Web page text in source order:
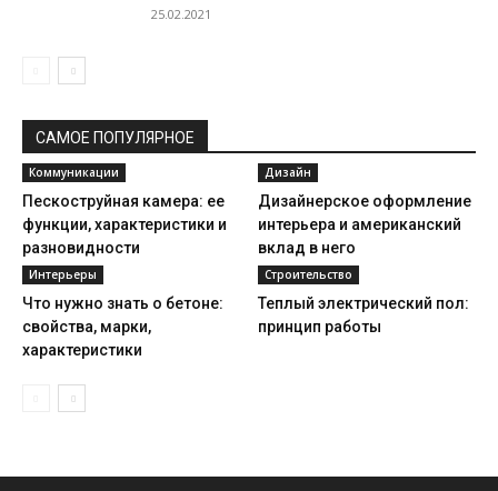
25.02.2021
САМОЕ ПОПУЛЯРНОЕ
Коммуникации
Пескоструйная камера: ее
функции, характеристики и
разновидности
Дизайн
Дизайнерское оформление
интерьера и американский
вклад в него
Интерьеры
Что нужно знать о бетоне:
свойства, марки,
характеристики
Строительство
Теплый электрический пол:
принцип работы